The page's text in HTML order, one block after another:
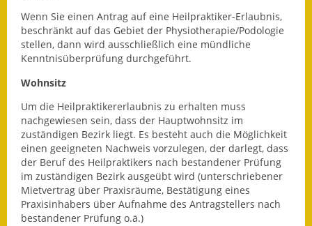
Klimaschutzagentur
Freizeit
Freizeit- & Sportstätten
Gesundheit & Soziales
Kirchen
Wenn Sie einen Antrag auf eine Heilpraktiker-Erlaubnis,
beschränkt auf das Gebiet der Physiotherapie/Podologie
stellen, dann wird ausschließlich eine mündliche
Kenntnisüberprüfung durchgeführt.
Wohnsitz
Um die Heilpraktikererlaubnis zu erhalten muss
nachgewiesen sein, dass der Hauptwohnsitz im
zuständigen Bezirk liegt. Es besteht auch die Möglichkeit
einen geeigneten Nachweis vorzulegen, der darlegt, dass
der Beruf des Heilpraktikers nach bestandener Prüfung
im zuständigen Bezirk ausgeübt wird (unterschriebener
Mietvertrag über Praxisräume, Bestätigung eines
Praxisinhabers über Aufnahme des Antragstellers nach
bestandener Prüfung o.ä.)